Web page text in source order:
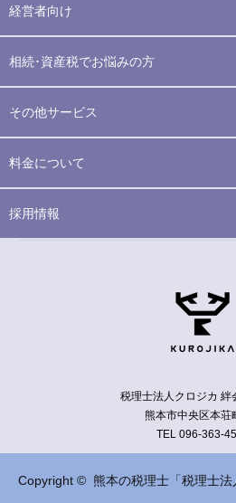
経営者向け
相続･資産税でお悩みの方
その他サービス
料金について
採用情報
税理士法人クロジカ 絆
熊本市中央区本荘
TEL 096-363-
Copyright © 熊本の税理士「税理士法